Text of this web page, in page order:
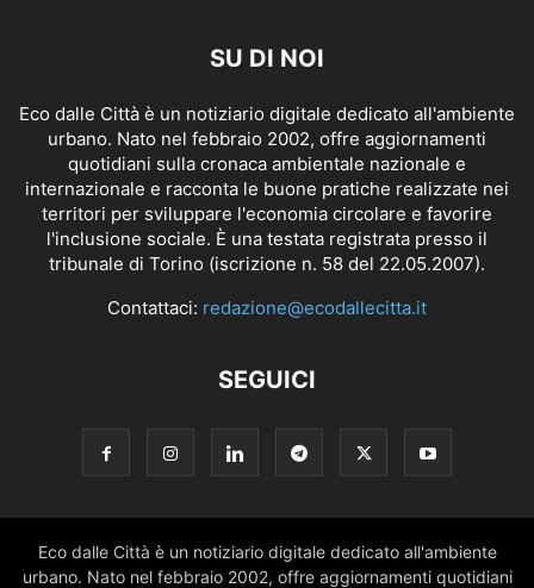
SU DI NOI
Eco dalle Città è un notiziario digitale dedicato all'ambiente
urbano. Nato nel febbraio 2002, offre aggiornamenti
quotidiani sulla cronaca ambientale nazionale e
internazionale e racconta le buone pratiche realizzate nei
territori per sviluppare l'economia circolare e favorire
l'inclusione sociale. È una testata registrata presso il
tribunale di Torino (iscrizione n. 58 del 22.05.2007).
Contattaci: redazione@ecodallecitta.it
SEGUICI
Eco dalle Città è un notiziario digitale dedicato all'ambiente
urbano. Nato nel febbraio 2002, offre aggiornamenti quotidiani